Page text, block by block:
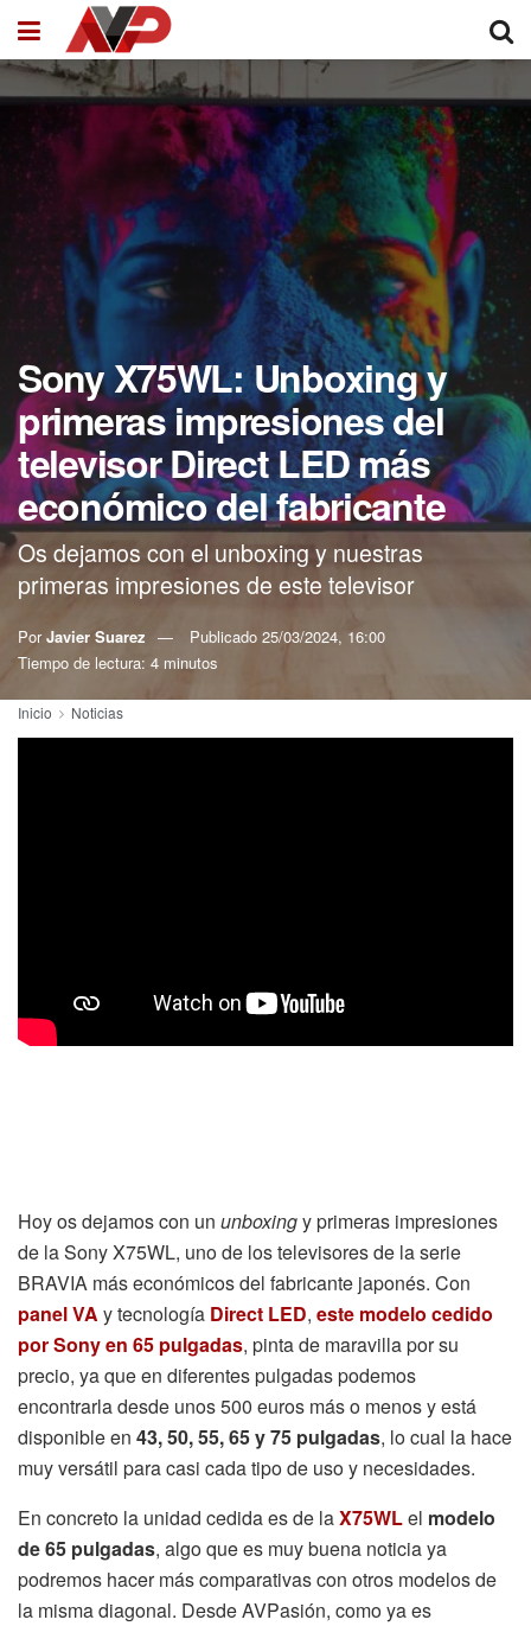
Sony X75WL: Unboxing y
primeras impresiones del
televisor Direct LED más
económico del fabricante
Os dejamos con el unboxing y nuestras
primeras impresiones de este televisor
Por Javier Suarez Publicado 25/03/2024, 16:00
Tiempo de lectura: 4 minutos
Inicio Noticias
Hoy os dejamos con un unboxingy primeras impresiones
de la Sony X75WL, uno de los televisores de la serie
BRAVIA más económicos del fabricante japonés. Con
panel VA y tecnología Direct LED, este modelo cedido
por Sony en 65 pulgadas, pinta de maravilla por su
precio, ya que en diferentes pulgadas podemos
encontrarla desde unos 500 euros más o menos y está
disponible en 43, 50, 55, 65 y 75 pulgadas, lo cual la hace
muy versátil para casi cada tipo de uso y necesidades.
En concreto la unidad cedida es de laX75WLel modelo
de 65 pulgadas, algo que es muy buena noticia ya
podremos hacer más comparativas con otros modelos de
la misma diagonal. Desde AVPasión, como ya es